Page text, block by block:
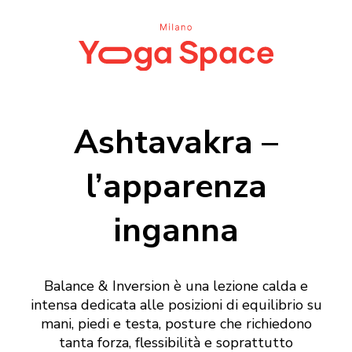
Ashtavakra –
l’apparenza
inganna
Balance & Inversion è una lezione calda e
intensa dedicata alle posizioni di equilibrio su
mani, piedi e testa, posture che richiedono
tanta forza, flessibilità e soprattutto